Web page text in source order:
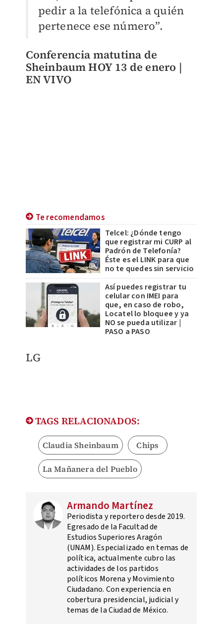
pedir a la telefónica a quién
pertenece ese número”.
Conferencia matutina de
Sheinbaum HOY 13 de enero |
EN VIVO
Te recomendamos
Telcel: ¿Dónde tengo
que registrar mi CURP al
Padrón de Telefonía?
Éste es el LINK para que
no te quedes sin servicio
Así puedes registrar tu
celular con IMEI para
que, en caso de robo,
Locatel lo bloquee y ya
NO se pueda utilizar |
PASO a PASO
LG
TAGS RELACIONADOS:
Claudia Sheinbaum Chips
La Mañanera del Pueblo
Armando Martínez
Periodista y reportero desde 2019.
Egresado de la Facultad de
Estudios Superiores Aragón
(UNAM). Especializado en temas de
política, actualmente cubro las
actividades de los partidos
políticos Morena y Movimiento
Ciudadano. Con experiencia en
cobertura presidencial, judicial y
temas de la Ciudad de México.